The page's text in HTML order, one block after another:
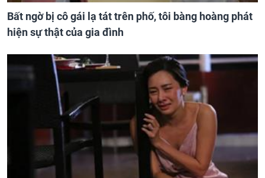
Bất ngờ bị cô gái lạ tát trên phố, tôi bàng hoàng phát
hiện sự thật của gia đình